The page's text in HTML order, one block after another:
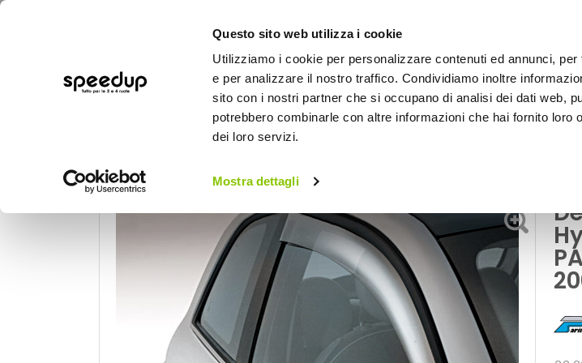
Questo sito web utilizza i cookie
Utilizziamo i cookie per personalizzare contenuti ed annunci,
e per analizzare il nostro traffico. Condividiamo inoltre
sito con i nostri partner che si occupano di analisi dei dati web,
potrebbero combinarle con altre informazioni che hai fornito loro
dei loro servizi.
Mostra dettagli
BICI OUTDOOR
Home
Deflettore aria - pioggia Mixer Hyundai Accent Versione II 2007> - PARIMOR Hyundai Accent